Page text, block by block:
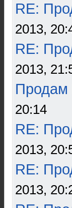
RE:
2013,
RE:
2013,
Продам
20:14
RE:
2013,
RE:
2013,